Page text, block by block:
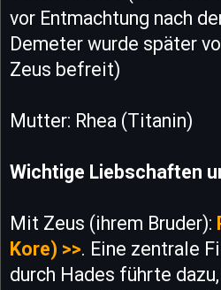
vor Entmachtung nach
Demeter wurde später
Zeus befreit)
Mutter: Rhea (Titanin)
Wichtige Liebschaften
Mit Zeus (ihrem Bruder):
Kore) >>. Eine zentrale
durch Hades führte